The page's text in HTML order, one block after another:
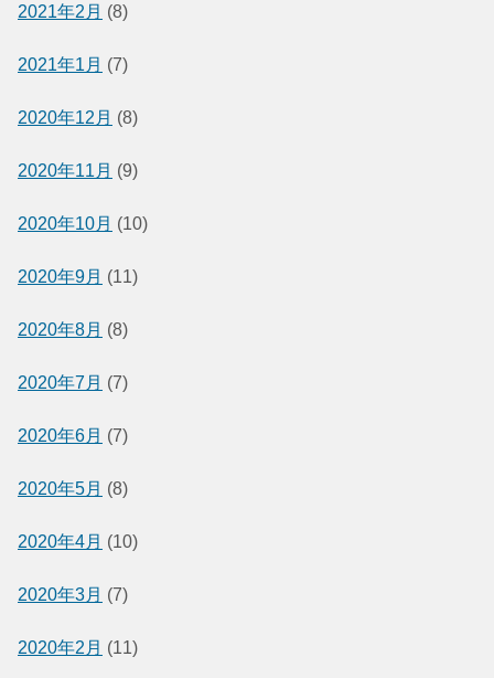
2021年2月 (8)
2021年1月 (7)
2020年12月 (8)
2020年11月 (9)
2020年10月 (10)
2020年9月 (11)
2020年8月 (8)
2020年7月 (7)
2020年6月 (7)
2020年5月 (8)
2020年4月 (10)
2020年3月 (7)
2020年2月 (11)